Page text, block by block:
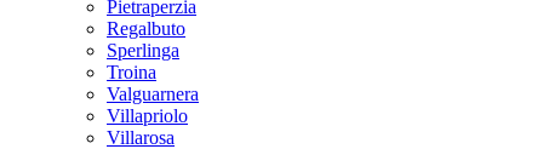
Pietraperzia
Regalbuto
Sperlinga
Troina
Valguarnera
Villapriolo
Villarosa